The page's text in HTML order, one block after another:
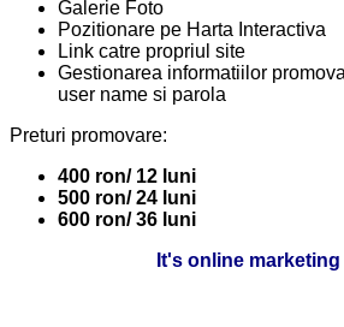
Galerie Foto
Pozitionare pe Harta Interactiva
Link catre propriul site
Gestionarea informatiilor
user name si parola
Preturi promovare:
400 ron/ 12 luni
500 ron/ 24 luni
600 ron/ 36 luni
It's online marketing